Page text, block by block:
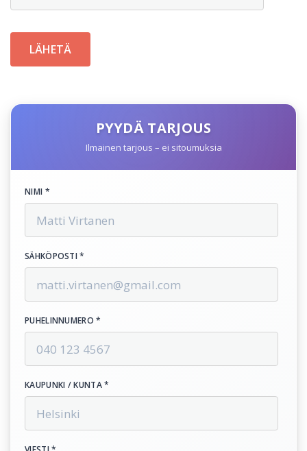
PYYDÄ TARJOUS
Ilmainen tarjous – ei sitoumuksia
NIMI *
SÄHKÖPOSTI *
PUHELINNUMERO *
KAUPUNKI / KUNTA *